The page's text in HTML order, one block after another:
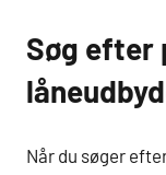
Søg efter
Når du søger